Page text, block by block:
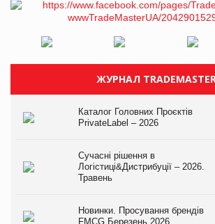
ЖУРНАЛ
Каталог Головних Проєктів
PrivateLabel – 2026
Сучасні рішення в
Логістиці&Дистрибуції – 2026.
Травень
Новинки. Просування брендів
FMCG.Березень 2026